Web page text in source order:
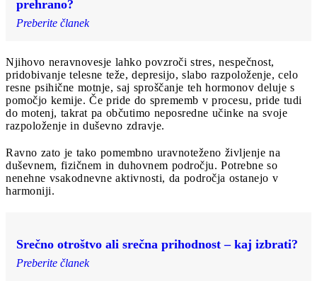
prehrano?
Preberite članek
Njihovo neravnovesje lahko povzroči stres, nespečnost,
pridobivanje telesne teže, depresijo, slabo razpoloženje, celo
resne psihične motnje, saj sproščanje teh hormonov deluje s
pomočjo kemije. Če pride do sprememb v procesu, pride tudi
do motenj, takrat pa občutimo neposredne učinke na svoje
razpoloženje in duševno zdravje.
Ravno zato je tako pomembno uravnoteženo življenje na
duševnem, fizičnem in duhovnem področju. Potrebne so
nenehne vsakodnevne aktivnosti, da področja ostanejo v
harmoniji.
Srečno otroštvo ali srečna prihodnost – kaj izbrati?
Preberite članek